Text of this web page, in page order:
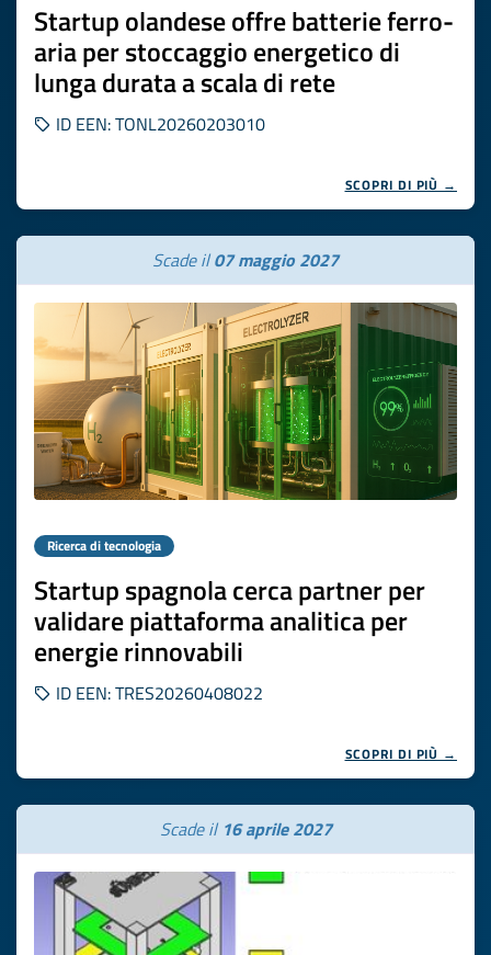
Startup olandese offre batterie ferro-
aria per stoccaggio energetico di
lunga durata a scala di rete
ID EEN: TONL20260203010
SCOPRI DI PIÙ →
Scade il07 maggio 2027
Ricerca di tecnologia
Startup spagnola cerca partner per
validare piattaforma analitica per
energie rinnovabili
ID EEN: TRES20260408022
SCOPRI DI PIÙ →
Scade il 16 aprile 2027